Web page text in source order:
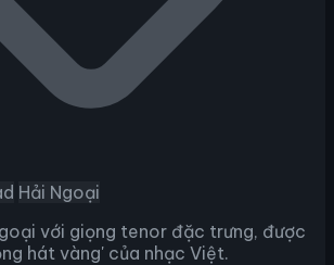
Hải Ngoại
với giọng tenor đặc trưng, được
hát vàng' của nhạc Việt.